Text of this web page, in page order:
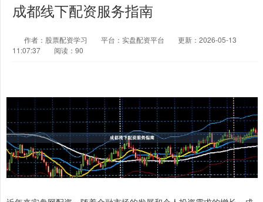
成都线下配资服务指南
作者：股票配资学习 平台：实盘配资平台
更新：2026-05-13
11:07:37
阅读：90